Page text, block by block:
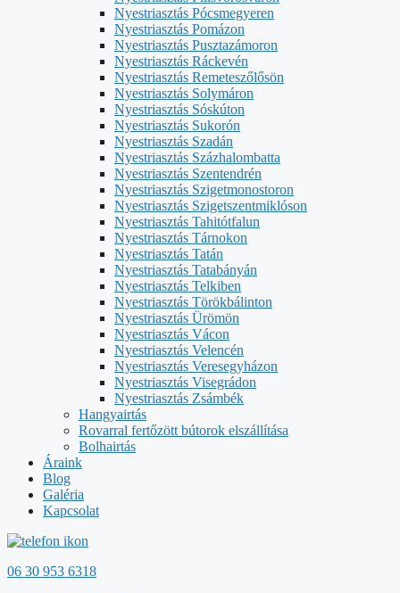
Nyestriasztás Pócsmegyeren
Nyestriasztás Pomázon
Nyestriasztás Pusztazámoron
Nyestriasztás Ráckevén
Nyestriasztás Remeteszőlősön
Nyestriasztás Solymáron
Nyestriasztás Sóskúton
Nyestriasztás Sukorón
Nyestriasztás Szadán
Nyestriasztás Százhalombatta
Nyestriasztás Szentendrén
Nyestriasztás Szigetmonostoron
Nyestriasztás Szigetszentmiklóson
Nyestriasztás Tahitótfalun
Nyestriasztás Tárnokon
Nyestriasztás Tatán
Nyestriasztás Tatabányán
Nyestriasztás Telkiben
Nyestriasztás Törökbálinton
Nyestriasztás Ürömön
Nyestriasztás Vácon
Nyestriasztás Velencén
Nyestriasztás Veresegyházon
Nyestriasztás Visegrádon
Nyestriasztás Zsámbék
Hangyairtás
Rovarral fertőzött bútorok elszállítása
Bolhairtás
Áraink
Blog
Galéria
Kapcsolat
06 30 953 6318